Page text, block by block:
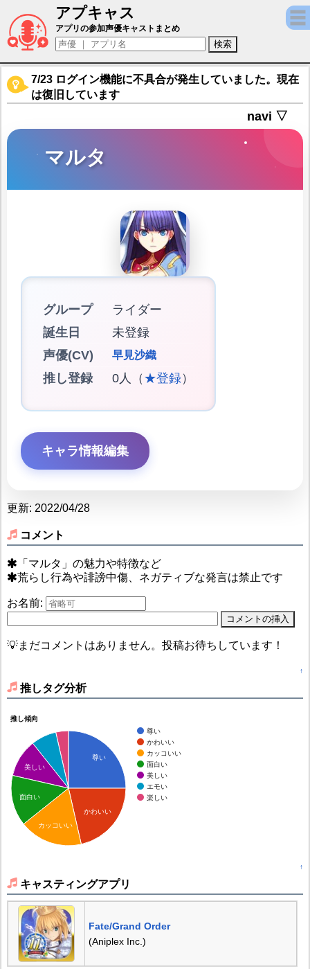
アプキャス
マルタ（声優：早見沙織)【Fate/Grand
アプリの参加声優キャストまとめ
7/23 ログイン機能に不具合が発生していました。現在
は復旧しています
navi ▽
マルタ
グループ
ライダー
誕生日
未登録
声優(CV)
早見沙織
推し登録 0人（ ★登録）
キャラ情報編集
更新: 2022/04/28
コメント
「マルタ」の魅力や特徴など
荒らし行為や誹謗中傷、ネガティブな発言は禁止です
お名前:
💡まだコメントはありません。投稿お待ちしています！
↑
推しタグ分析
推し傾向
尊い
かわいい
カッコいい
面白い
美しい
エモい
楽しい
尊い
かわいい
美しい
面白い
カッコいい
↑
キャスティングアプリ
Fate/Grand Order
(Aniplex Inc.)